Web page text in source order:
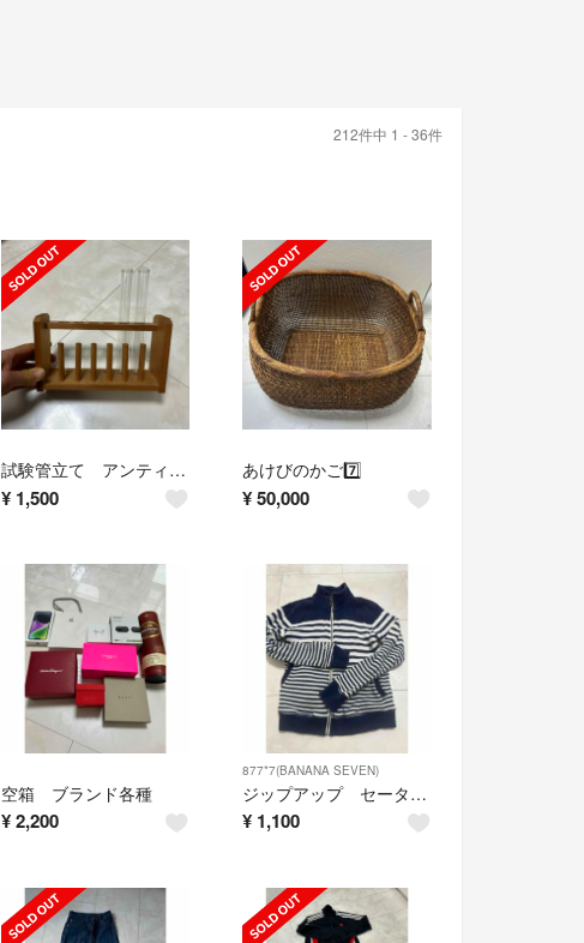
212件中 1 - 36件
試験管立て アンティーク
¥ 1,500
あけびのかご7️⃣
¥50,000
空箱 ブランド各種
¥ 2,200
877*7(BANANA SEVEN)
ジップアップ セーター バナナセブン
¥ 1,100